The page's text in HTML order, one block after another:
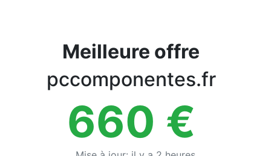
Meilleure offre
pccomponentes.fr
660 €